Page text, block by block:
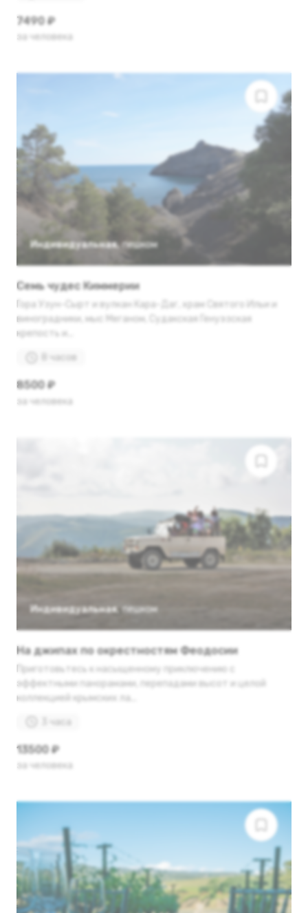
7490 ₽
за человека
Индивидуальная, пешком
Семь чудес Киммерии
Гора Узун-Сырт и вулкан Кара-Даг, храм Святого Ильи и
виноградники, мыс Меганом, Судакская Генуэзская
крепость и...
8 часов
8500 ₽
за человека
Индивидуальная пешком
На джипах по окрестностям Феодосии
Приготовьтесь к насыщенному приключению с
эффектными панорамами, перепадами высот и целой
коллекцией крымских ла...
3 часа
13500 ₽
за человека